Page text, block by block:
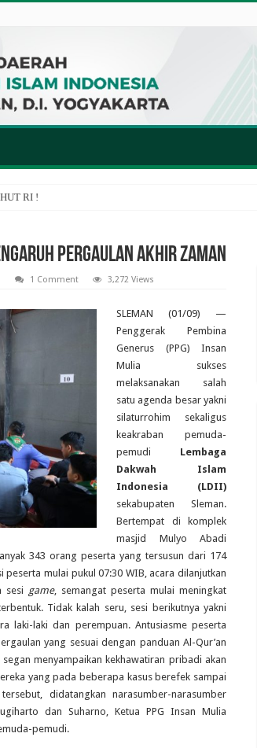
RI !
Pergaulan Akhir Zaman
1 Comment 3,272 Views
SLEMAN (01/09) —
Penggerak Pembina
Generus (PPG) Insan
Mulia sukses
melaksanakan salah
satu agenda besar yakni
silaturrohim sekaligus
keakraban pemuda-
pemudi Lembaga
Dakwah Islam
Indonesia (LDII)
sekabupaten Sleman.
Bertempat di komplek
masjid Mulyo Abadi
343 orang peserta yang tersusun dari 174
mulai pukul 07:30 WIB, acara dilanjutkan
sesi game, semangat peserta mulai meningkat
Tidak kalah seru, sesi berikutnya yakni
laki-laki dan perempuan. Antusiasme peserta
yang sesuai dengan panduan Al-Qur’an
menyampaikan kekhawatiran pribadi akan
yang pada beberapa kasus berefek sampai
didatangkan narasumber-narasumber
dan Suharno, Ketua PPG Insan Mulia
pemudi.